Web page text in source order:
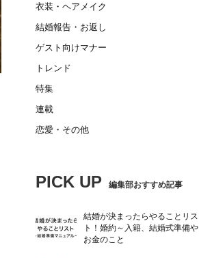
衣装・ヘアメイク
結婚報告・お返し
ゲスト向けマナー
トレンド
特集
連載
恋愛・その他
PICK UP 編集部おすすめ記事
結婚が決まったらやることリス
ト！婚約～入籍、結婚式準備や
お金のこと